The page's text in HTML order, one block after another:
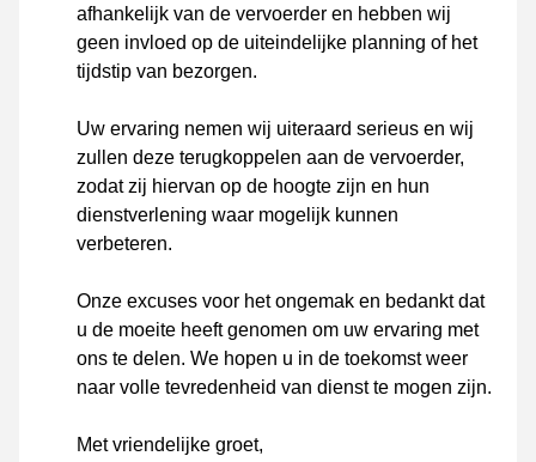
afhankelijk van de vervoerder en hebben wij
geen invloed op de uiteindelijke planning of het
tijdstip van bezorgen.
Uw ervaring nemen wij uiteraard serieus en wij
zullen deze terugkoppelen aan de vervoerder,
zodat zij hiervan op de hoogte zijn en hun
dienstverlening waar mogelijk kunnen
verbeteren.
Onze excuses voor het ongemak en bedankt dat
u de moeite heeft genomen om uw ervaring met
ons te delen. We hopen u in de toekomst weer
naar volle tevredenheid van dienst te mogen zijn.
Met vriendelijke groet,